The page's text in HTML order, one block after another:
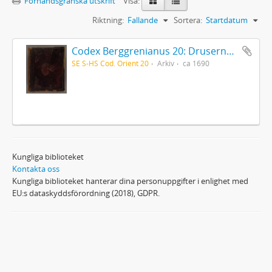
Sortera: Startdatum
Riktning: Fallande
Codex Berggrenianus 20: Drusernas på Libanon heliga bok
SE S-HS Cod. Orient 20 Arkiv ca 1690
Kungliga biblioteket
Kontakta oss
Kungliga biblioteket hanterar dina personuppgifter i enlighet med
EU:s dataskyddsförordning (2018), GDPR.